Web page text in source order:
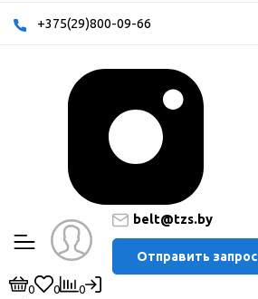
+375(29)800-09-66
belt@tzs.by
Отправить запрос
0 0
0